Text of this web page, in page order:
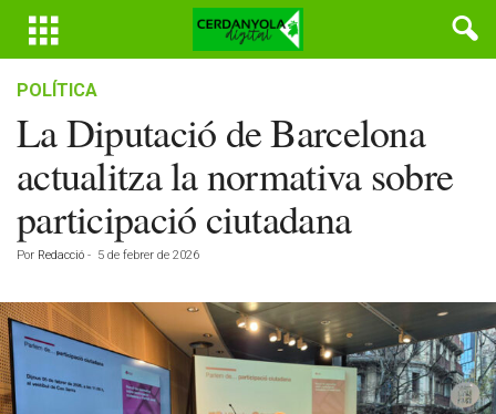
POLÍTICA
La Diputació de Barcelona
actualitza la normativa sobre
participació ciutadana
Por Redacció - 5 de febrer de 2026